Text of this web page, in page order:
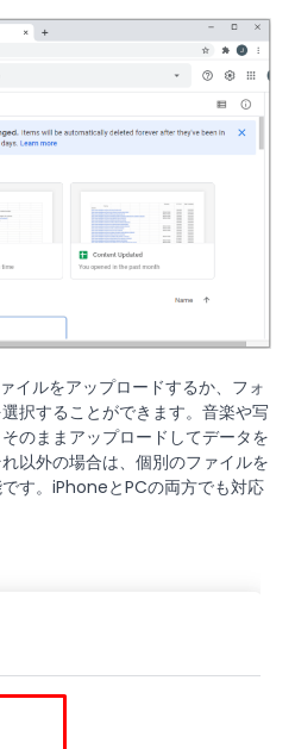
イルをアップロードするか、フォ
択することができます。音楽や写
のままアップロードしてデータを
以外の場合は、個別のファイルを
す。iPhoneとPCの両方でも対応